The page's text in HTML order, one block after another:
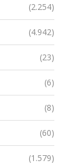
(2.254)
(4.942)
(23)
(6)
(8)
(60)
(1.579)